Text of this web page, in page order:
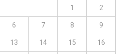
1
2
6 7 8
9
13 14 15
16